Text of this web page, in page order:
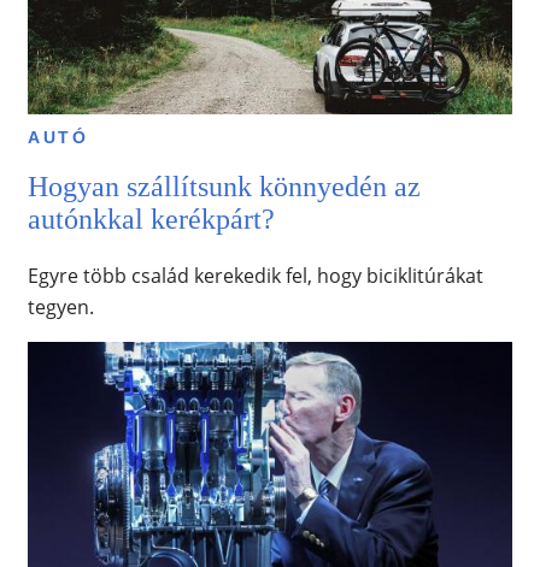
AUTÓ
Hogyan szállítsunk könnyedén az
autónkkal kerékpárt?
Egyre több család kerekedik fel, hogy biciklitúrákat
tegyen.